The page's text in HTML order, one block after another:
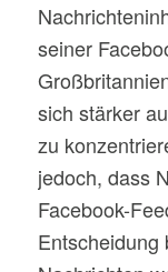
seiner
sich stärker
zu
jedoch, dass
Facebook-
Entscheidung